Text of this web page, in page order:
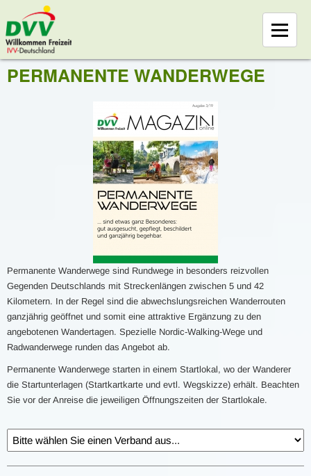
PERMANENTE WANDERWEGE
Permanente Wanderwege sind Rundwege in besonders reizvollen
Gegenden Deutschlands mit Streckenlängen zwischen 5 und 42
Kilometern. In der Regel sind die abwechslungsreichen Wanderrouten
ganzjährig geöffnet und somit eine attraktive Ergänzung zu den
angebotenen Wandertagen. Spezielle Nordic-Walking-Wege und
Radwanderwege runden das Angebot ab.
Permanente Wanderwege starten in einem Startlokal, wo der Wanderer
die Startunterlagen (Startkartkarte und evtl. Wegskizze) erhält. Beachten
Sie vor der Anreise die jeweiligen Öffnungszeiten der Startlokale.